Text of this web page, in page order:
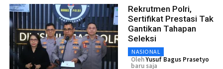
Rekrutmen Polri,
Sertifikat Prestasi Tak
Gantikan Tahapan
Seleksi
NASIONAL
OlehYusuf Bagus Prasetyo
baru saja